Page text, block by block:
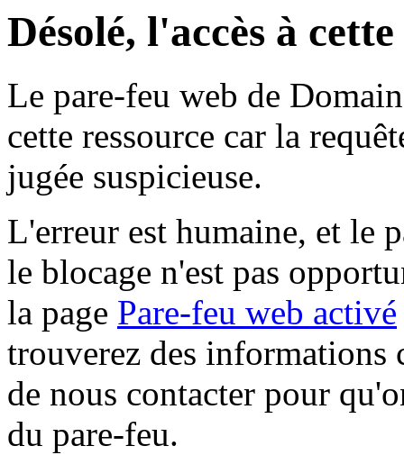
Désolé, l'accès à
Le pare-feu web de
cette ressource car la
jugée suspicieuse.
L'erreur est humaine, et le
le blocage n'est pas
la page Pare-feu web activé
trouverez des informations
de nous contacter pour
du pare-feu.